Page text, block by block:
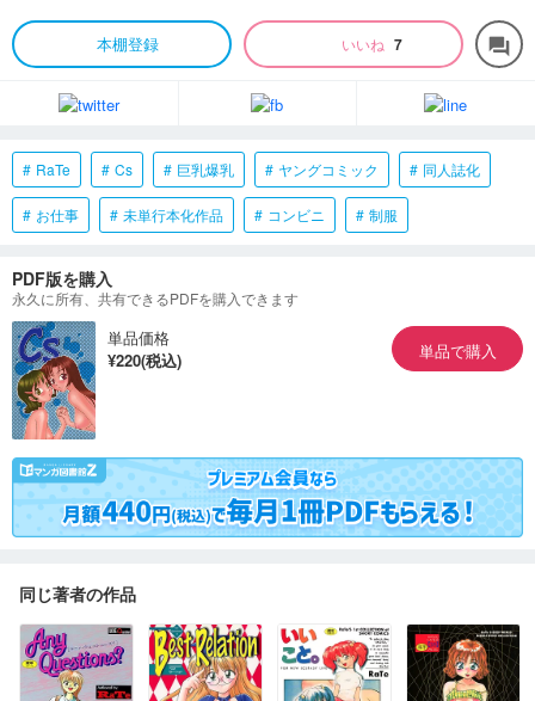
本棚登録 いいね 7 forum
RaTe Cs 巨乳爆乳 ヤングコミック 同人誌化
お仕事 未単行本化作品 コンビニ 制服
PDF版を購入
永久に所有、共有できるPDFを購入できます
単品価格
¥220(税込)
単品で購入
同じ著者の作品